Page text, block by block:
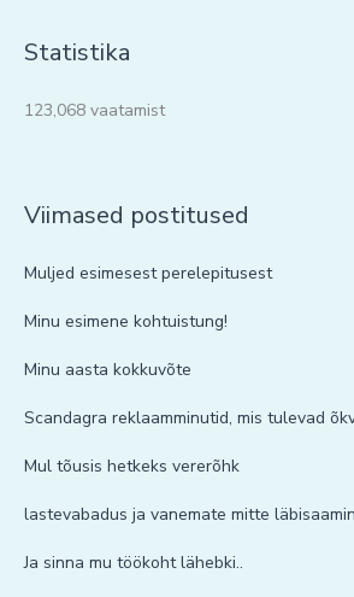
Statistika
123,068 vaatamist
Viimased postitused
Muljed esimesest perelepitusest
Minu esimene kohtuistung!
Minu aasta kokkuvõte
Scandagra reklaamminutid, mis tulevad
Mul tõusis hetkeks vererõhk
lastevabadus ja vanemate mitte
Ja sinna mu töökoht lähebki..